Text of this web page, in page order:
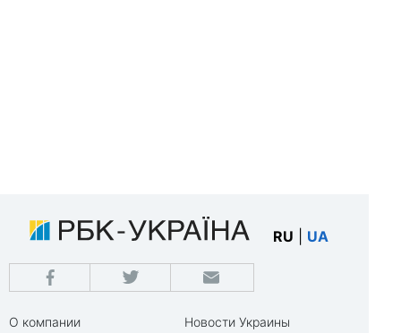
RU UA
О компании
Новости Украины